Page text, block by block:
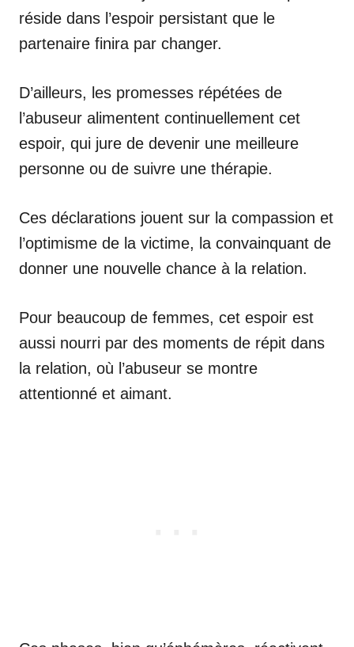
réside dans l’espoir persistant que le
partenaire finira par changer.
D’ailleurs, les promesses répétées de
l’abuseur alimentent continuellement cet
espoir, qui jure de devenir une meilleure
personne ou de suivre une thérapie.
Ces déclarations jouent sur la compassion et
l’optimisme de la victime, la convainquant de
donner une nouvelle chance à la relation.
Pour beaucoup de femmes, cet espoir est
aussi nourri par des moments de répit dans
la relation, où l’abuseur se montre
attentionné et aimant.